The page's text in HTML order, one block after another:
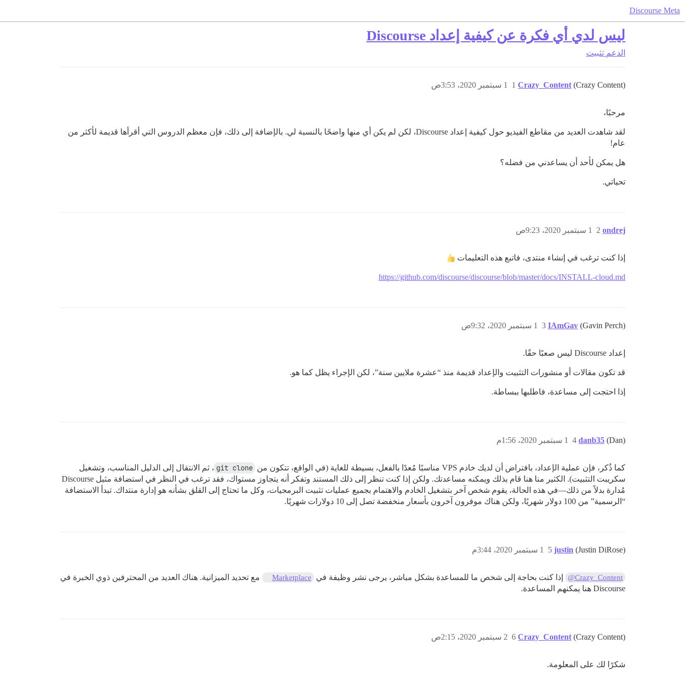
Discourse Meta
ليس لدي أي فكرة عن كيفية إعداد Discourse
الدعم تثبيت
Crazy_Content (Crazy Content) 1 سبتمبر 2020، 3:53ص 1
مرحبًا،
لقد شاهدت العديد من مقاطع الفيديو حول كيفية إعداد Discourse، لكن لم يكن أي منها واضحًا بالنسبة لي. بالإضافة إلى ذلك، فإن معظم الدروس التي أقرأها قديمة لأكثر من
عام!
هل يمكن لأحد أن يساعدني من فضله؟
تحياتي.
ondrej 1 سبتمبر 2020، 9:23ص 2
إذا كنت ترغب في إنشاء منتدى، فاتبع هذه التعليمات
https://github.com/discourse/discourse/blob/master/docs/INSTALL-cloud.md
IAmGav (Gavin Perch) 1 سبتمبر 2020، 9:32ص 3
إعداد Discourse ليس صعبًا حقًا.
قد تكون مقالات أو منشورات التثبيت والإعداد قديمة منذ “عشرة ملايين سنة”، لكن الإجراء يظل كما هو.
إذا احتجت إلى مساعدة، فاطلبها ببساطة.
danb35 (Dan) 1 سبتمبر 2020، 1:56م 4
كما ذُكر، فإن عملية الإعداد، بافتراض أن لديك خادم VPS مناسبًا مُعدًا بالفعل، بسيطة للغاية (في الواقع، تتكون من git clone ، ثم الانتقال إلى الدليل المناسب، وتشغيل
سكريبت التثبيت). الكثير منا هنا قام بذلك ويمكنه مساعدتك. ولكن إذا كنت تنظر إلى ذلك المستند وتفكر أنه يتجاوز مستواك، فقد ترغب في النظر في استضافة مثيل Discourse
مُدارة بدلاً من ذلك—في هذه الحالة، يقوم شخص آخر بتشغيل الخادم والاهتمام بجميع عمليات تثبيت البرمجيات، وكل ما تحتاج إلى القلق بشأنه هو إدارة منتداك. تبدأ الاستضافة
“الرسمية” من 100 دولار شهريًا، ولكن هناك موفرون آخرون بأسعار منخفضة تصل إلى 10 دولارات شهريًا.
justin (Justin DiRose) 1 سبتمبر 2020، 3:44م 5
@Crazy_Content إذا كنت بحاجة إلى شخص ما للمساعدة بشكل مباشر، يرجى نشر وظيفة في Marketplace
مع تحديد الميزانية. هناك العديد من المحترفين ذوي الخبرة في
Discourse هنا يمكنهم المساعدة.
Crazy_Content (Crazy Content) 2 سبتمبر 2020، 2:15ص 6
شكرًا لك على المعلومة.